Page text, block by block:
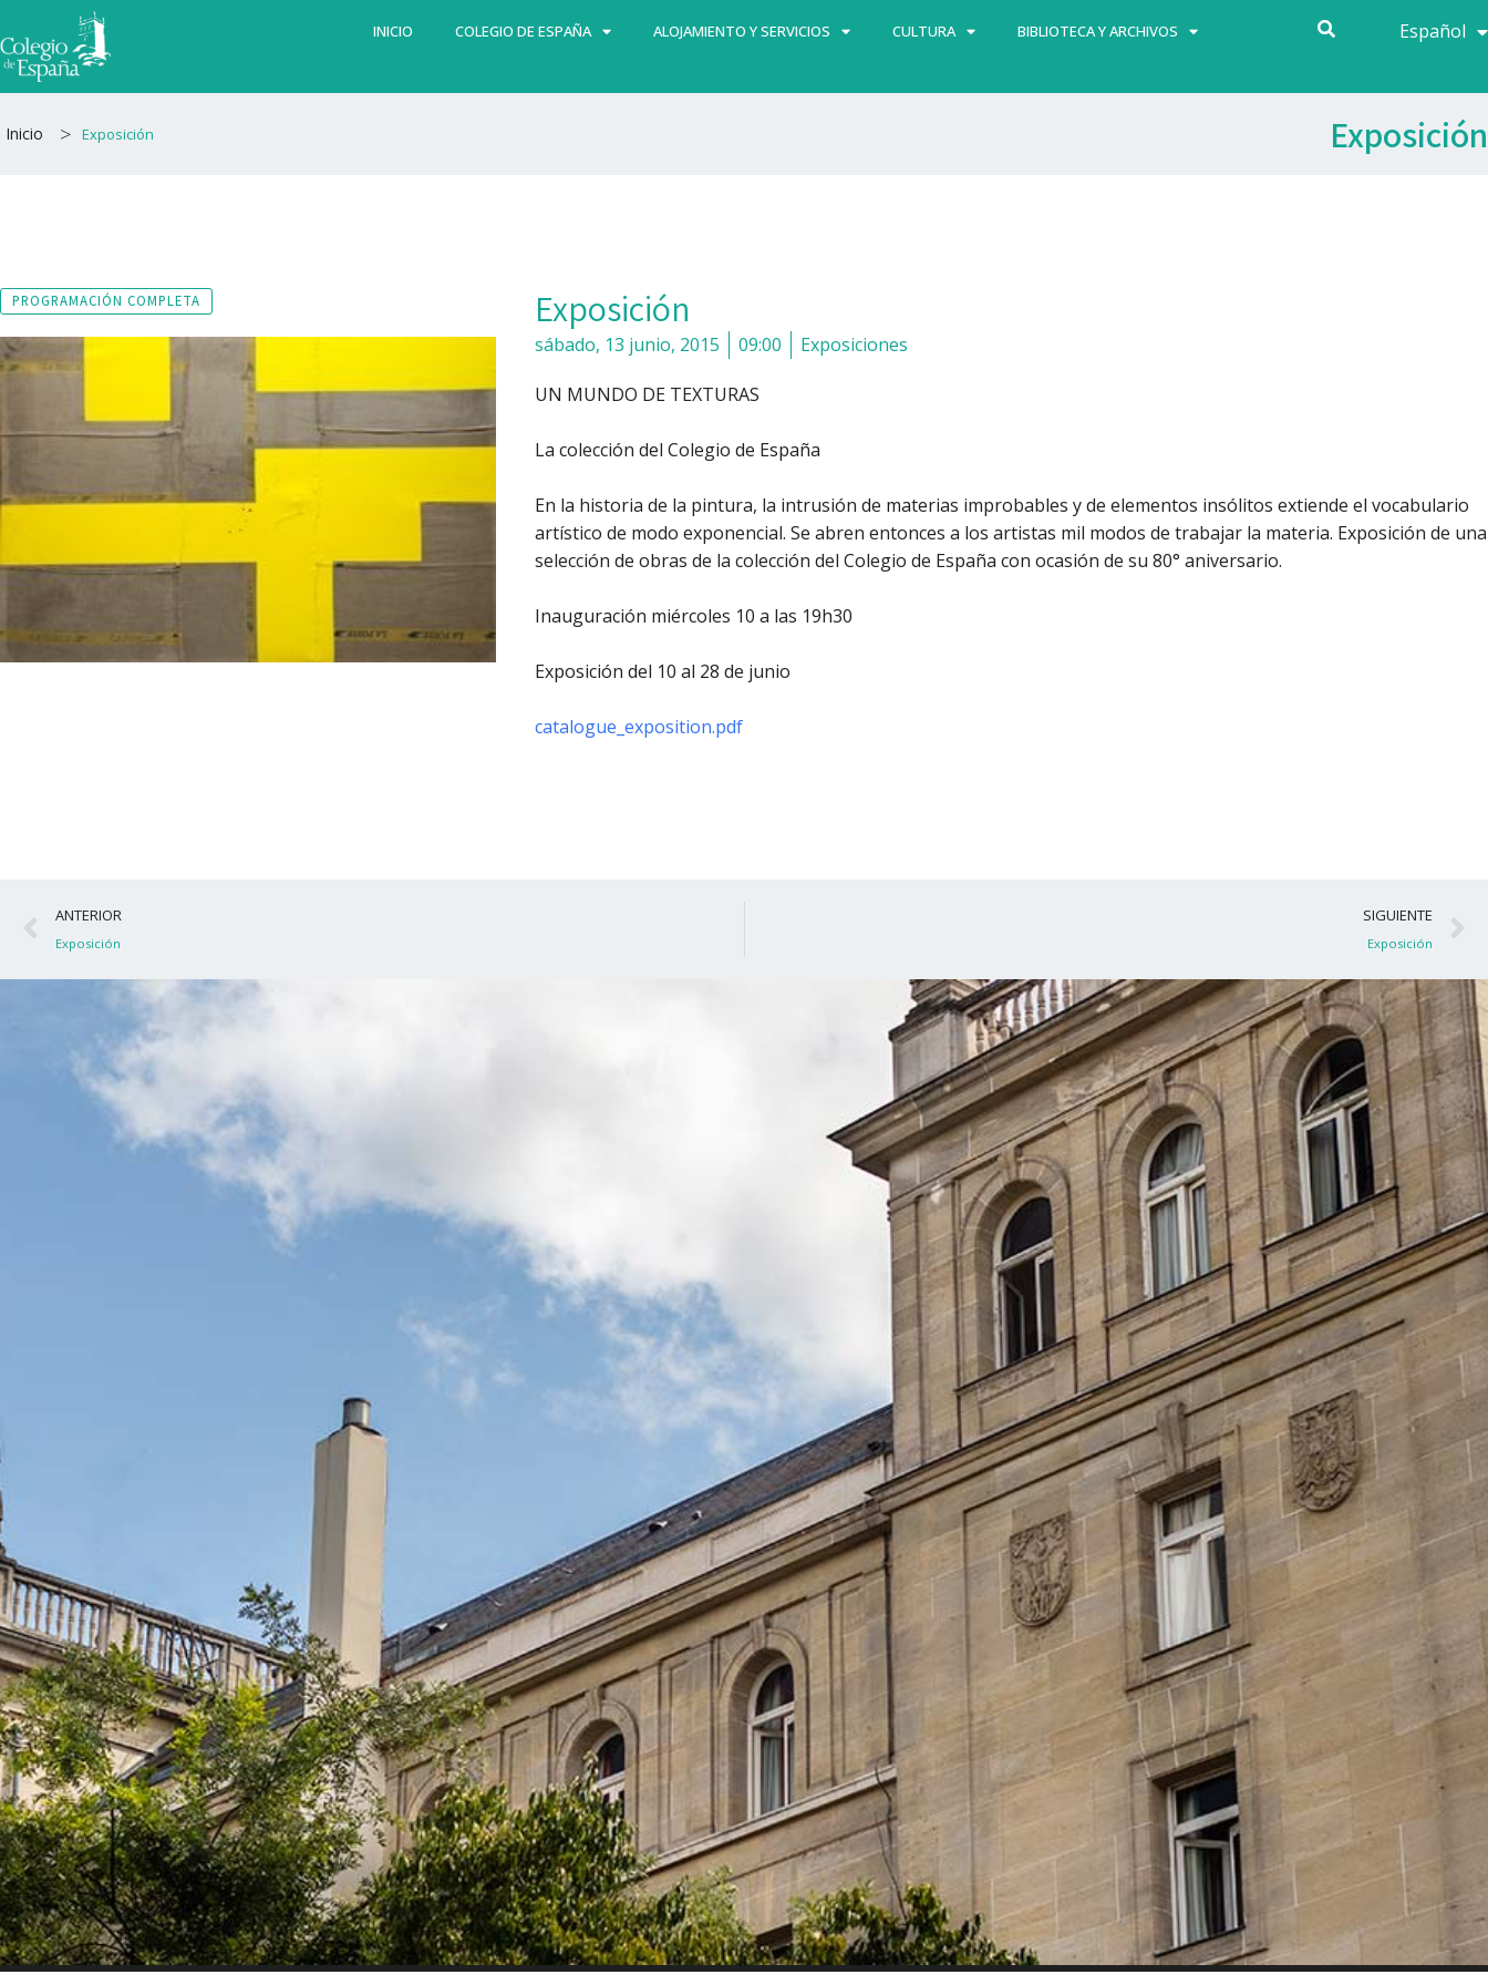
al
contenido
INICIO COLEGIO DE ESPAÑA ALOJAMIENTO Y SERVICIOS CULTURA BIBLIOTECA Y ARCHIVOS Español
Français
Inicio > Exposición Exposición
PROGRAMACIÓN COMPLETA Exposición
sábado, 13 junio, 2015 09:00 Exposiciones
UN MUNDO DE TEXTURAS
La colección del Colegio de España
En la historia de la pintura, la intrusión de materias improbables y de elementos insólitos extiende el vocabulario
artístico de modo exponencial. Se abren entonces a los artistas mil modos de trabajar la materia. Exposición de una
selección de obras de la colección del Colegio de España con ocasión de su 80° aniversario.
Inauguración miércoles 10 a las 19h30
Exposición del 10 al 28 de junio
catalogue_exposition.pdf
Ant
ANTERIOR
Exposición
SIGUIENTE
Exposición